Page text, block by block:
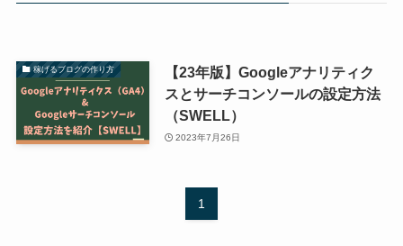
稼げるブログの作り方
【23年版】Googleアナリティク
スとサーチコンソールの設定方法
（SWELL）
2023年7月26日
1